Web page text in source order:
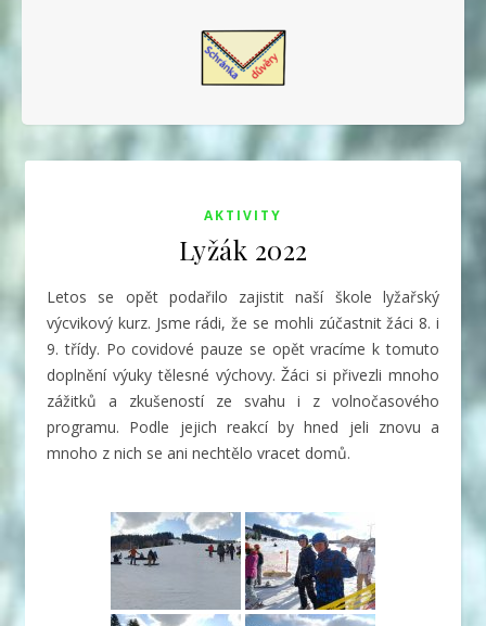
AKTIVITY
Lyžák 2022
Letos se opět podařilo zajistit naší škole lyžařský
výcvikový kurz. Jsme rádi, že se mohli zúčastnit žáci 8. i
9. třídy. Po covidové pauze se opět vracíme k tomuto
doplnění výuky tělesné výchovy. Žáci si přivezli mnoho
zážitků a zkušeností ze svahu i z volnočasového
programu. Podle jejich reakcí by hned jeli znovu a
mnoho z nich se ani nechtělo vracet domů.